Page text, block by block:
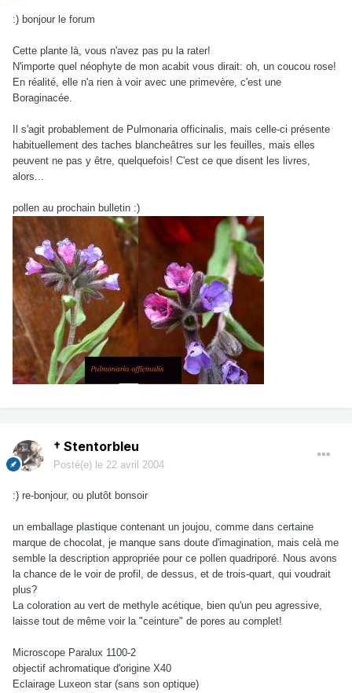
:) bonjour le forum
Cette plante là, vous n'avez pas pu la rater!
N'importe quel néophyte de mon acabit vous dirait: oh, un coucou rose!
En réalité, elle n'a rien à voir avec une primevère, c'est une
Boraginacée.
Il s'agit probablement de Pulmonaria officinalis, mais celle-ci présente
habituellement des taches blancheâtres sur les feuilles, mais elles
peuvent ne pas y être, quelquefois! C'est ce que disent les livres,
alors...
pollen au prochain bulletin :)
† Stentorbleu
Posté(e) le 22 avril 2004
:) re-bonjour, ou plutôt bonsoir
un emballage plastique contenant un joujou, comme dans certaine
marque de chocolat, je manque sans doute d'imagination, mais celà me
semble la description appropriée pour ce pollen quadriporé. Nous avons
la chance de le voir de profil, de dessus, et de trois-quart, qui voudrait
plus?
La coloration au vert de methyle acétique, bien qu'un peu agressive,
laisse tout de même voir la "ceinture" de pores au complet!
Microscope Paralux 1100-2
objectif achromatique d'origine X40
Eclairage Luxeon star (sans son optique)